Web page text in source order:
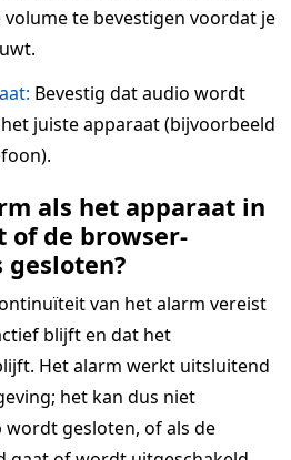
te bevestigen voordat je
Bevestig dat audio wordt
juiste apparaat (bijvoorbeeld
als het apparaat in
of de browser-
van het alarm vereist
blijft en dat het
Het alarm werkt uitsluitend
het kan dus niet
gesloten, of als de